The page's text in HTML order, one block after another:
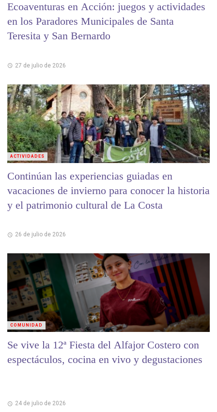
Ecoaventuras en Acción: juegos y actividades
en los Paradores Municipales de Santa
Teresita y San Bernardo
27 de julio de 2026
Continúan las experiencias guiadas en
vacaciones de invierno para conocer la historia
y el patrimonio cultural de La Costa
26 de julio de 2026
ACTIVIDADES
Se vive la 12ª Fiesta del Alfajor Costero con
espectáculos, cocina en vivo y degustaciones
24 de julio de 2026
COMUNIDAD